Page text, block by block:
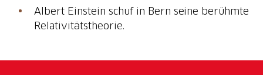
Albert Einstein schuf in Bern seine berühmte
Relativitätstheorie.